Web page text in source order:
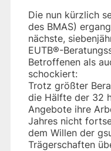
Die nun kürzlich
des BMAS)
nächste,
EUTB®-
Betroffenen als
schockiert:
Trotz größter
die Hälfte der 32
Angebote ihre
Jahres nicht
dem Willen der
Trägerschaften